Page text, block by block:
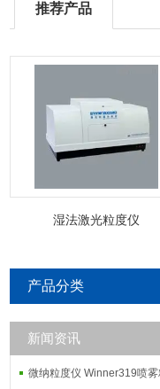
推荐产品
湿法激光粒度仪
产品分类
新闻资讯